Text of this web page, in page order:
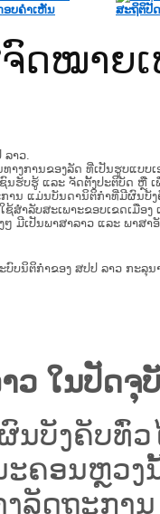
ອບຄໍາເຫັນ ສະຖິຕິປັ
ດໝາຍເ
ລາວ.
ງ​ການ​ຂອງ​ລັດ ທີ່​ເປັນ​ຮູບ​ແບບ​
ນ​ຮັບ​ຮູ້ ແລະ ຈັດ​ຕັ້ງ​ປະ​ຕິ​ບັດ ຫຼື
ານ ​ແມ່ນ​ບັນ​ດາ​ນິ​ຕິ​ກຳ​ທີ່​ມີ​ຜົນ​ບັ
ຳ​ລັບ​ສະ​ເພາະ​ຂອບ​ເຂດ​ເມືອງ
ມີເປັນພາສາລາວ ແລະ ພາສ
ບນິຕິກຳຂອງ ສປປ ລາວ ກະລຸນ
ວ ໃນປັດ
ນບັງຄັບທົ່
ະຄອນຫຼວ
ລັດຖະການ